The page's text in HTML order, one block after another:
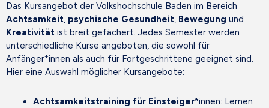
Das Kursangebot der Volkshochschule Baden im Bereich
Achtsamkeit, psychische Gesundheit, Bewegung und
Kreativität ist breit gefächert. Jedes Semester werden
unterschiedliche Kurse angeboten, die sowohl für
Anfänger*innen als auch für Fortgeschrittene geeignet sind.
Hier eine Auswahl möglicher Kursangebote:
Achtsamkeitstraining für Einsteiger*innen: Lernen